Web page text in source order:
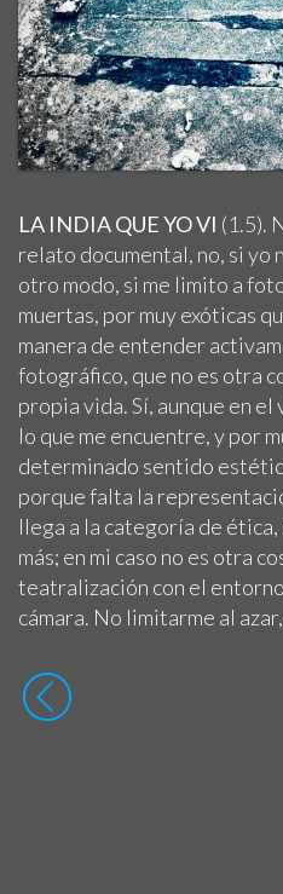
LA INDIA QUE YO VI (1.5).
relato documental, no, si yo
otro modo, si me limito a
muertas, por muy exóticas
manera de entender
fotográfico, que no es otra
propia vida. Sí, aunque en
lo que me encuentre, y por
determinado sentido
porque falta la
llega a la categoría de ética,
más; en mi caso no es otra
teatralización con el
cámara. No limitarme al